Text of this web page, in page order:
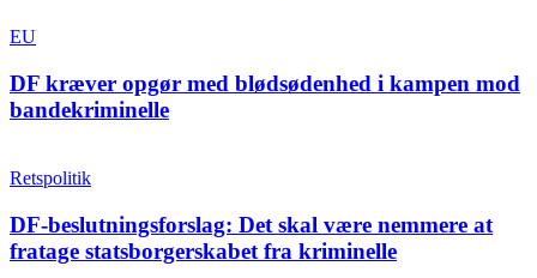
EU
DF kræver opgør med blødsødenhed i kampen mod
bandekriminelle
Retspolitik
DF-beslutningsforslag: Det skal være nemmere at
fratage statsborgerskabet fra kriminelle